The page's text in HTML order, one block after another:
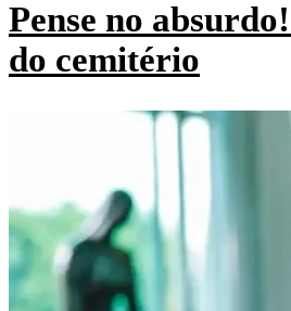
Pense no
do cemitério